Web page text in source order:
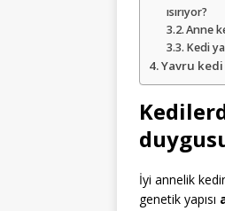
ısırıyor?
Anne
Kedi
Yavru kedi
İyi annelik
genetik yapısı